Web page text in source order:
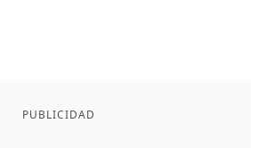
PUBLICIDAD